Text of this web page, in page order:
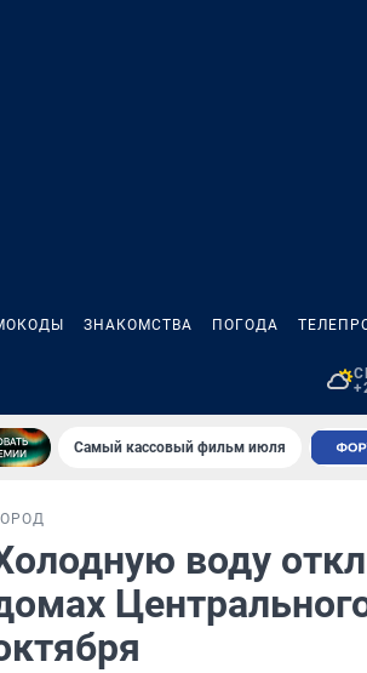
ЗНАКОМСТВА ПОГОДА
Самый кассовый фильм июля
воду